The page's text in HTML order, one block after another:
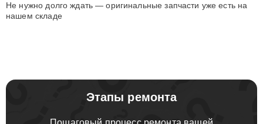
Не нужно долго ждать — оригинальные запчасти уже есть на
нашем складе
Этапы ремонта